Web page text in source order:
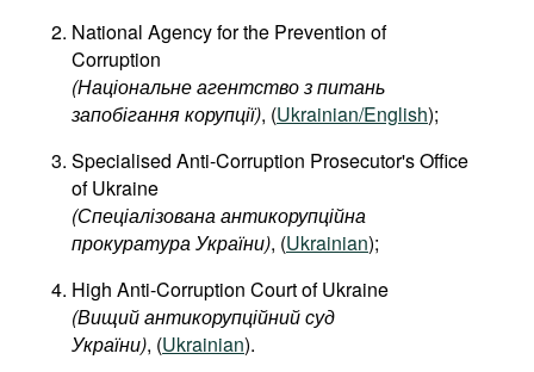
National Agency for the Prevention of
Corruption
(Національнеагентствозпитань
запобіганнякорупції), (Ukrainian/English);
Specialised Anti-Corruption Prosecutor's Office
of Ukraine
(Спеціалізована антикорупційна
прокуратура України), (Ukrainian);
High Anti-Corruption Court of Ukraine
(Вищий антикорупційний суд
України), (Ukrainian).